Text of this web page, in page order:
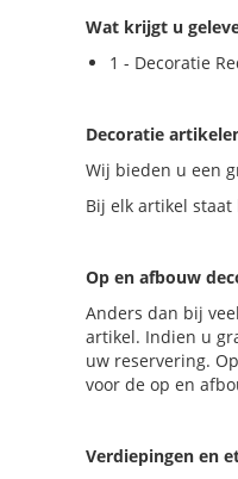
Wat krijgt u
1 - Decoratie
Decoratie
Wij bieden u een
Bij elk artikel
Op en afbouw
Anders dan bij
artikel. Indien u
uw reservering.
voor de op en
Verdiepingen en